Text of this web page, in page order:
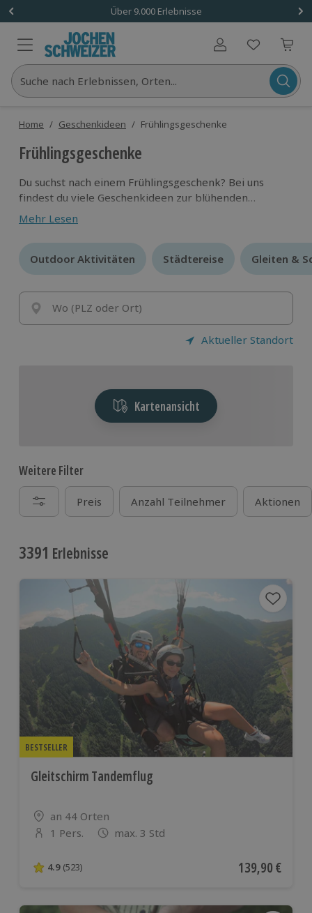
Über 9.000 Erlebnisse
Benutzerkonto
Suche nach Erlebnissen, Orten...
Home / Geschenkideen / Frühlingsgeschenke
Frühlingsgeschenke
Du suchst nach einem Frühlingsgeschenk? Bei uns
findest du viele Geschenkideen zur blühenden
Jahreszeit.
Mehr Lesen
Outdoor Aktivitäten
Outdoor Aktivitäten Städtereise
Städtereise Gleiten &
Gleiten &
Wo (PLZ oder Ort)
Aktueller Standort
Kartenansicht
Weitere Filter
Preis Anzahl Teilnehmer Aktionen
3391 Erlebnisse
BESTSELLER
Gleitschirm Tandemflug
Standort
an 44 Orten
Anzahl der Teilnehmer
1 Pers. max. 3 Std
4.9 von 5 Sternen basierend auf 523 Bewertungen
4.9 (523) Aktueller Preis
139,90 €